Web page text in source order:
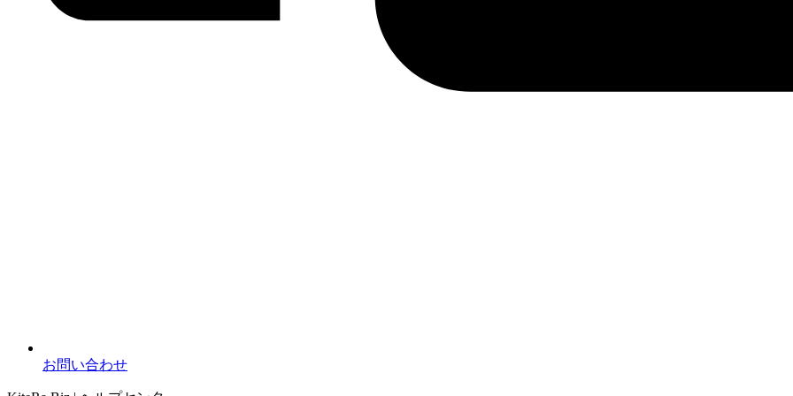
お問い合わせ